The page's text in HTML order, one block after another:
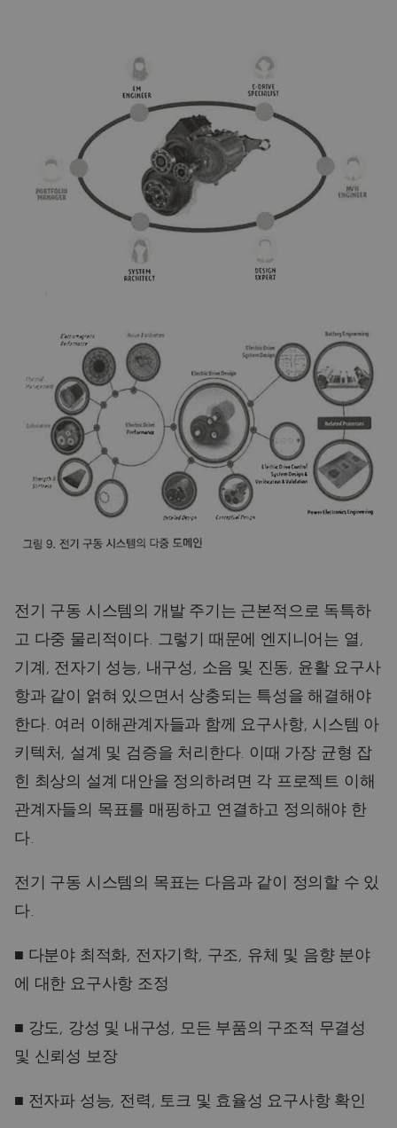
전기 구동 시스템의 개발 주기는 근본적으로 독특하
고 다중 물리적이다. 그렇기 때문에 엔지니어는 열,
기계, 전자기 성능, 내구성, 소음 및 진동, 윤활 요구사
항과 같이 얽혀 있으면서 상충되는 특성을 해결해야
한다. 여러 이해관계자들과 함께 요구사항, 시스템 아
키텍처, 설계 및 검증을 처리한다. 이때 가장 균형 잡
힌 최상의 설계 대안을 정의하려면 각 프로젝트 이해
관계자들의 목표를 매핑하고 연결하고 정의해야 한
다.
전기 구동 시스템의 목표는 다음과 같이 정의할 수 있
다.
■ 다분야 최적화, 전자기학, 구조, 유체 및 음향 분야
에 대한 요구사항 조정
■ 강도, 강성 및 내구성, 모든 부품의 구조적 무결성
및 신뢰성 보장
■ 전자파 성능, 전력, 토크 및 효율성 요구사항 확인